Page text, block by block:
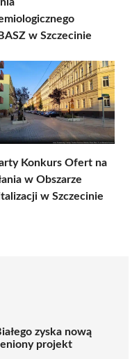
w Szczecinie
Konkurs Ofert na
w Obszarze
w Szczecinie
zyska nową
projekt